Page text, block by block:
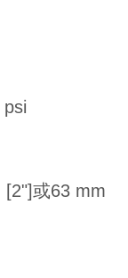
或63 mm